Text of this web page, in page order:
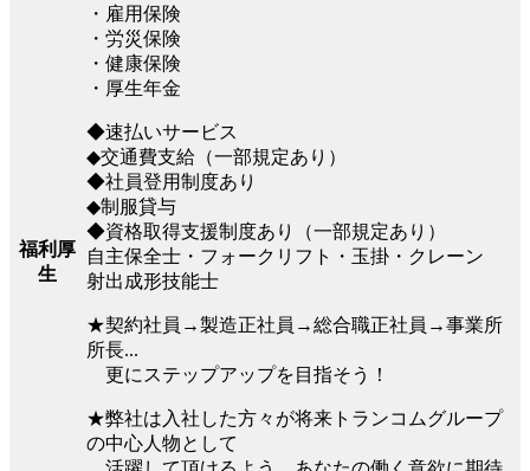
福利厚
生
・雇用保険
・労災保険
・健康保険
・厚生年金
◆速払いサービス
◆交通費支給（一部規定あり）
◆社員登用制度あり
◆制服貸与
◆資格取得支援制度あり（一部規定あり）
自主保全士・フォークリフト・玉掛・クレーン
射出成形技能士
★契約社員→製造正社員→総合職正社員→事業所
所長...
更にステップアップを目指そう！
★弊社は入社した方々が将来トランコムグループ
の中心人物として